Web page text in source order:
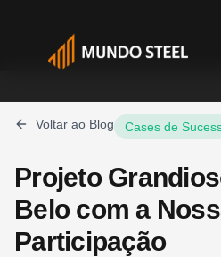
Soluções
Comunidade
Voltar ao Blog Cases de
Projeto
Belo com a
Participação